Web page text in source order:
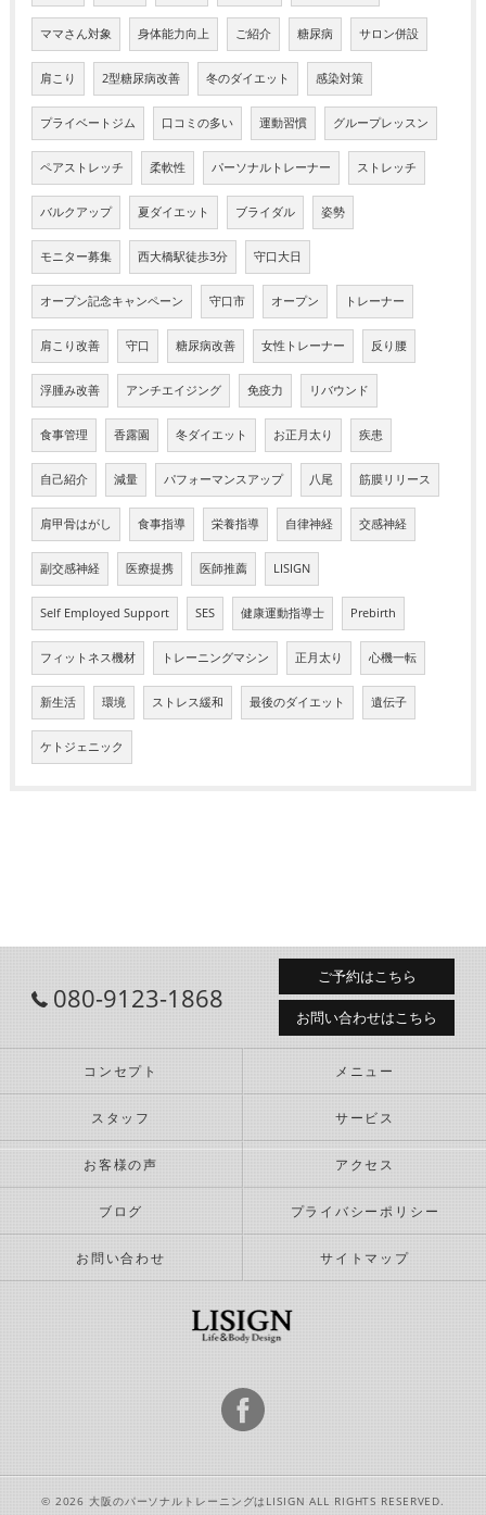
ママさん対象 身体能力向上 ご紹介 糖尿病 サロン併設
肩こり 2型糖尿病改善 冬のダイエット 感染対策
プライベートジム 口コミの多い 運動習慣 グループレッスン
ペアストレッチ 柔軟性 パーソナルトレーナー ストレッチ
バルクアップ 夏ダイエット ブライダル 姿勢
モニター募集 西大橋駅徒歩3分 守口大日
オープン記念キャンペーン 守口市 オープン トレーナー
肩こり改善 守口 糖尿病改善 女性トレーナー 反り腰
浮腫み改善 アンチエイジング 免疫力 リバウンド
食事管理 香露園 冬ダイエット お正月太り 疾患
自己紹介 減量 パフォーマンスアップ 八尾 筋膜リリース
肩甲骨はがし 食事指導 栄養指導 自律神経 交感神経
副交感神経 医療提携 医師推薦 LISIGN
Self Employed Support SES 健康運動指導士 Prebirth
フィットネス機材 トレーニングマシン 正月太り 心機一転
新生活 環境 ストレス緩和 最後のダイエット 遺伝子
ケトジェニック
080-9123-1868
ご予約はこちら
お問い合わせはこちら
コンセプト メニュー
スタッフ サービス
お客様の声 アクセス
ブログ プライバシーポリシー
お問い合わせ サイトマップ
© 2026 大阪のパーソナルトレーニングはLISIGN ALL RIGHTS RESERVED.